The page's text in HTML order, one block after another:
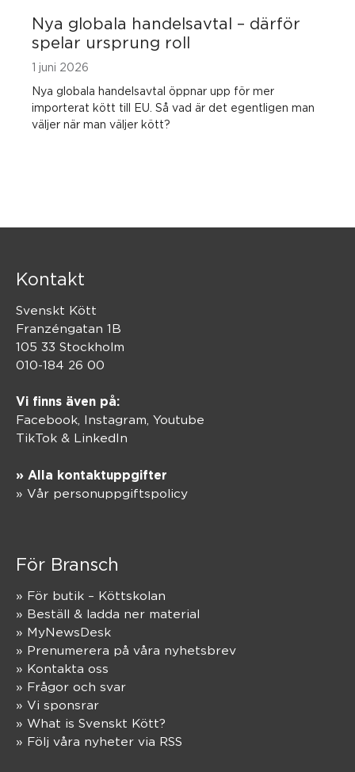
Nya globala handelsavtal – därför
spelar ursprung roll
1 juni 2026
Nya globala handelsavtal öppnar upp för mer
importerat kött till EU. Så vad är det egentligen man
väljer när man väljer kött?
Kontakt
Svenskt Kött
Franzéngatan 1B
105 33 Stockholm
010-184 26 00
Vi finns även på:
Facebook, Instagram Youtube
TikTok & LinkedIn
» Alla kontaktuppgifter
» Vår personuppgiftspolicy
För Bransch
» För butik – Köttskolan
» Beställ & ladda ner material
» MyNewsDesk
» Prenumerera på våra nyhetsbrev
» Kontakta oss
» Frågor och svar
» Vi sponsrar
» What is Svenskt Kött?
» Följ våra nyheter via RSS